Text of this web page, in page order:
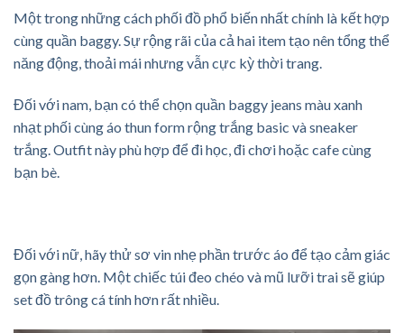
Một trong những cách phối đồ phổ biến nhất chính là kết hợp
cùngquần baggy. Sự rộng rãi của cả hai item tạo nên tổng thể
năng động, thoải mái nhưng vẫn cực kỳ thời trang.
Đối với nam, bạn có thể chọn quần baggy jeans màu xanh
nhạt phối cùng áo thun form rộng trắng basic và sneaker
trắng. Outfit này phù hợp để đi học, đi chơi hoặc cafe cùng
bạn bè.
Đối với nữ, hãy thử sơ vin nhẹ phần trước áo để tạo cảm giác
gọn gàng hơn. Một chiếc túi đeo chéo và mũ lưỡi trai sẽ giúp
set đồ trông cá tính hơn rất nhiều.